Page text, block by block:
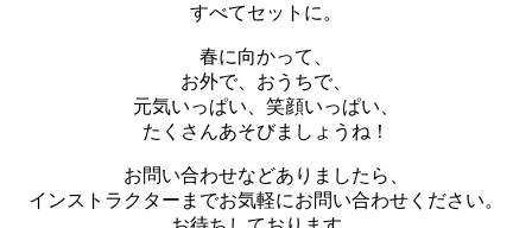
すべてセットに。
春に向かって、
お外で、おうちで、
元気いっぱい、笑顔いっぱい、
たくさんあそびましょうね！
お問い合わせなどありましたら、
インストラクターまでお気軽にお問い合わせください。